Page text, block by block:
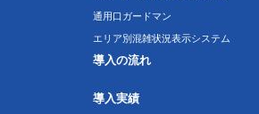
通用口ガードマン
エリア別混雑状況表示システム
導入の流れ
導入実績